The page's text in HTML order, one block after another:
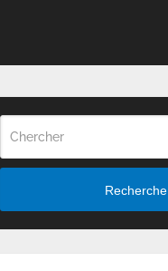
Recherche